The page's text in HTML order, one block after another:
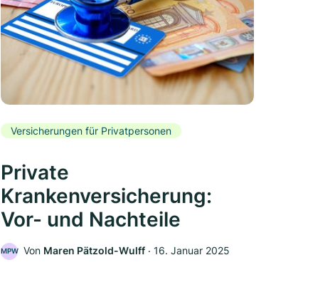
Versicherungen für Privatpersonen
Private
Krankenversicherung:
Vor- und Nachteile
MPW Von Maren Pätzold-Wulff ‧ 16. Januar 2025